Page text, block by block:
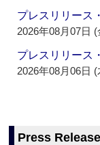
プレスリリース
2026年08月07日 (
プレスリリース
2026年08月06日 (
Press